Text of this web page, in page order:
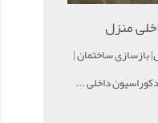
منزل
بازسازی ساختمان |
داخلی ...